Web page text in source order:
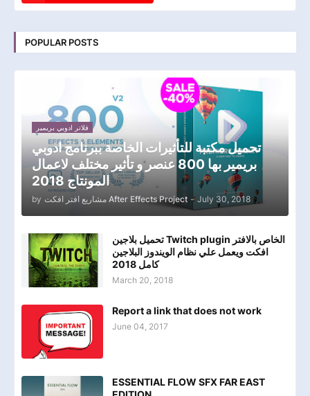
POPULAR POSTS
فلاتر ادوبي بريمير
تحميل مكتبة للتأثيرات الخاصة ببرنامج ادوبي
بريمير بها 800 عنصر و تأثير مختلف لاعمال
المونتاج 2018
by مشاريع افتر افكت After Effects Project - July 30, 2018
تحميل بلاجين Twitch plugin الخاص بالافتر
افكت ويعمل علي نظام الويندوز البلاجين
كامل 2018
March 20, 2018
Report a link that does not work
June 04, 2017
ESSENTIAL FLOW SFX FAR EAST